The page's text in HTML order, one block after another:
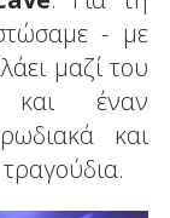
- με
μαζί του
και έναν
και